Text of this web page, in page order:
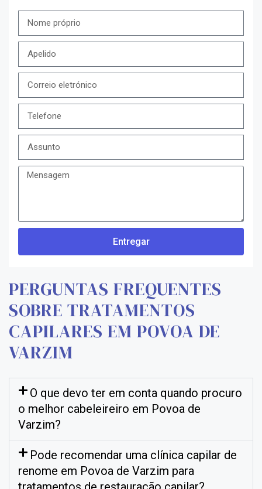
Entregar
PERGUNTAS FREQUENTES
SOBRE TRATAMENTOS
CAPILARES EM POVOA DE
VARZIM
O que devo ter em conta quando procuro
o melhor cabeleireiro em Povoa de
Varzim?
Pode recomendar uma clínica capilar de
renome em Povoa de Varzim para